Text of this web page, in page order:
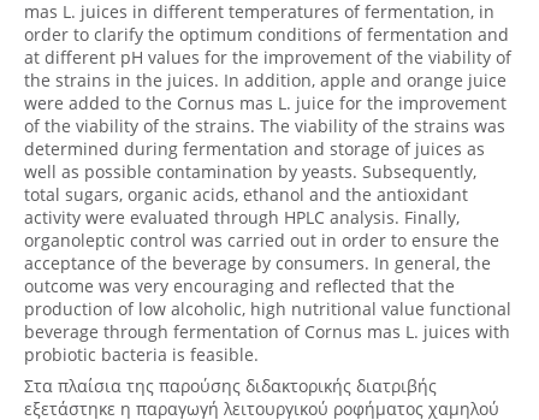
mas L. juices in different temperatures of fermentation, in
order to clarify the optimum conditions of fermentation and
at different pH values for the improvement of the viability of
the strains in the juices. In addition, apple and orange juice
were added to the Cornus mas L. juice for the improvement
of the viability of the strains. The viability of the strains was
determined during fermentation and storage of juices as
well as possible contamination by yeasts. Subsequently,
total sugars, organic acids, ethanol and the antioxidant
activity were evaluated through HPLC analysis. Finally,
organoleptic control was carried out in order to ensure the
acceptance of the beverage by consumers. In general, the
outcome was very encouraging and reflected that the
production of low alcoholic, high nutritional value functional
beverage through fermentation of Cornus mas L. juices with
probiotic bacteria is feasible.
Στα πλαίσια της παρούσης διδακτορικής διατριβής
εξετάστηκε η παραγωγή λειτουργικού ροφήματος χαμηλού